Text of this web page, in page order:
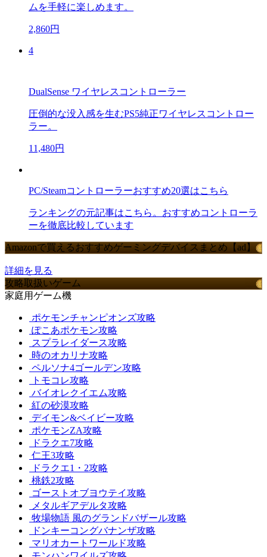
ムを手軽に楽しめます。
2,860円
4
DualSense ワイヤレスコントローラー
圧倒的な没入感を生むPS5純正ワイヤレスコントロー
ラー。
11,480円
PC/Steamコントローラーおすすめ20選はこちら
ランキングの元記事はこちら。おすすめコントローラ
ーを徹底比較しています
Amazonで買えるおすすめゲーミングデバイスまとめ【ad】
詳細を見る
攻略取扱いゲーム
家庭用ゲーム機
ポケモンチャンピオンズ攻略
ぽこあポケモン攻略
スプラレイダース攻略
時のオカリナ攻略
ペルソナ4ゴールデン攻略
トモコレ攻略
バイオレクイエム攻略
紅の砂漠攻略
デイモン&ベイビー攻略
ポケモンZA攻略
ドラクエ7攻略
仁王3攻略
ドラクエ1・2攻略
桃鉄2攻略
ゴーストオブヨウテイ攻略
メタルギアデルタ攻略
牧場物語 風のグランドバザール攻略
ドンキーコングバナンザ攻略
マリオカートワールド攻略